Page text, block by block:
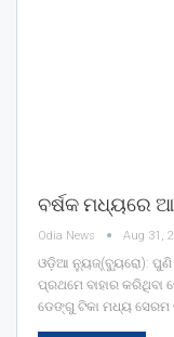
ବର୍ଷକ ମଧ୍ୟରେ
Odia News Aug 31,
ଓଡ଼ିଆ ନ୍ୟୁଜ୍(ବ୍ୟୁରୋ): ପୁଣି
ପ୍ରଥମେ ବାହାର କରିଥିବା
ଡେଙ୍ଗୁ ଟିକା ମଧ୍ୟ